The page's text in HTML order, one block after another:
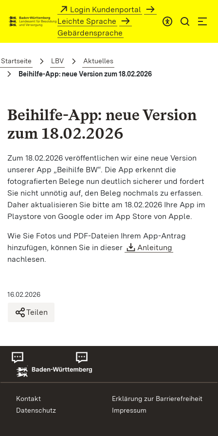
Zum Hauptinhalt springenLogin Kundenportal
Leichte Sprache
Gebärdensprache
Startseite LBV
Aktuelles
Beihilfe-App: neue Version zum 18.02.2026
16.02.2026
Teilen
Beihilfe-App: neue Version
zum 18.02.2026
Zum 18.02.2026 veröffentlichen wir eine neue Version
unserer App „Beihilfe BW“. Die App erkennt die
fotografierten Belege nun deutlich sicherer und fordert
Sie nicht unnötig auf, den Beleg nochmals zu erfassen.
Daher aktualisieren Sie bitte am 18.02.2026 Ihre App im
Playstore von Google oder im App Store von Apple.
Wie Sie Fotos und PDF-Dateien Ihrem App-Antrag
hinzufügen, können Sie in dieser
Anleitung
nachlesen.
Kontakt
Datenschutz
Erklärung zur Barrierefreiheit
Impressum